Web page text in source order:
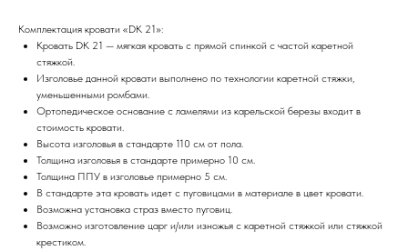
Комплектация кровати «DK 21»:
Кровать DK 21 — мягкая кровать с прямой спинкой с частой каретной
стяжкой.
Изголовье данной кровати выполнено по технологии каретной стяжки,
уменьшенными ромбами.
Ортопедическое основание с ламелями из карельской березы входит в
стоимость кровати.
Высота изголовья в стандарте 110 см от пола.
Толщина изголовья в стандарте примерно 10 см.
Толщина ППУ в изголовье примерно 5 см.
В стандарте эта кровать идет с пуговицами в материале в цвет кровати.
Возможна установка страз вместо пуговиц.
Возможно изготовление царг и/или изножья с каретной стяжкой или стяжкой
крестиком.